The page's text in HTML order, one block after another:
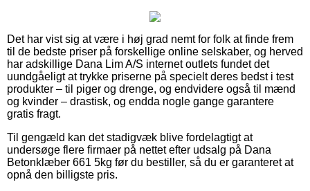
Det har vist sig at være i høj grad nemt for folk at finde frem
til de bedste priser på forskellige online selskaber, og herved
har adskillige Dana Lim A/S internet outlets fundet det
uundgåeligt at trykke priserne på specielt deres bedst i test
produkter – til piger og drenge, og endvidere også til mænd
og kvinder – drastisk, og endda nogle gange garantere
gratis fragt.
Til gengæld kan det stadigvæk blive fordelagtigt at
undersøge flere firmaer på nettet efter udsalg på Dana
Betonklæber 661 5kg før du bestiller, så du er garanteret at
opnå den billigste pris.